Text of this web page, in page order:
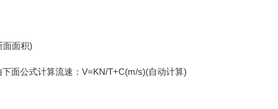
面积)
面公式计算流速：V=KN/T+C(m/s)(自动计算)